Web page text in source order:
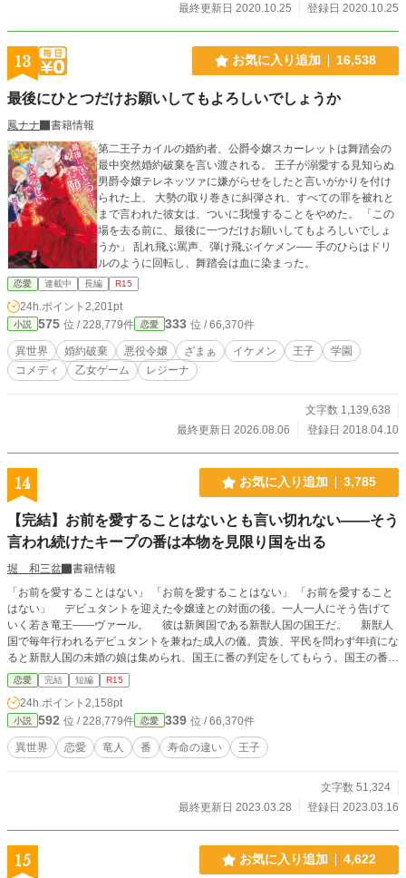
最終更新日 2020.10.25
登録日 2020.10.25
13 お気に入り追加 16,538
最後にひとつだけお願いしてもよろしいでしょうか
鳳ナナ
書籍情報
第二王子カイルの婚約者、公爵令嬢スカーレットは舞踏会の
最中突然婚約破棄を言い渡される。 王子が溺愛する見知らぬ
男爵令嬢テレネッツァに嫌がらせをしたと言いがかりを付け
られた上、 大勢の取り巻きに糾弾され、すべての罪を被れと
まで言われた彼女は、ついに我慢することをやめた。 「この
場を去る前に、最後に一つだけお願いしてもよろしいでしょ
うか」 乱れ飛ぶ罵声、弾け飛ぶイケメン── 手のひらはドリ
ルのように回転し、舞踏会は血に染まった。
恋愛 連載中 長編 R15
24h.ポイント 2,201pt
小説 575 位 / 228,779件 恋愛 333 位 / 66,370件
異世界 婚約破棄 悪役令嬢 ざまぁ イケメン 王子
学園
コメディ
乙女ゲーム レジーナ
文字数 1,139,638
最終更新日 2026.08.06
登録日 2018.04.10
14 お気に入り追加 3,785
【完結】お前を愛することはないとも言い切れない――そう
言われ続けたキープの番は本物を見限り国を出る
堀 和三盆
書籍情報
「お前を愛することはない」 「お前を愛することはない」 「お前を愛すること
はない」 デビュタントを迎えた令嬢達との対面の後。一人一人にそう告げて
いく若き竜王――ヴァール。 彼は新興国である新獣人国の国王だ。 新獣人
国で毎年行われるデビュタントを兼ねた成人の儀。貴族、平民を問わず年頃にな
ると新獣人国の未婚の娘は集められ、国王に番の判定をしてもらう。国王の番で
はないというお墨付きを貰えて、ようやく新獣人国の娘たちは成人と認められ、
結婚をすることができるのだ。 過去、国の為に人間との政略結婚を強いられ
てきた王族は番感知能力が弱いため、この制度が取り入れられた。 しかし、
他種族国家である新獣人国。５００年を生きると言われる竜人の国王を始めとし
て、種族によって寿命も違うし体の成長には個人差がある。成長が遅く、判別が
つかない者は特例として翌年の判別に再び回される。それが、キープの者達だ。
がいた。 先祖返りの竜人であるリベルタ・アシュランス伯爵令嬢。 新獣人
国の成人年齢は１６歳。既に２５歳を過ぎているのに、リベルタはいわゆるキー
恋愛 完結 短編 R15
24h.ポイント 2,158pt
小説 592 位 / 228,779件 恋愛 339 位 / 66,370件
異世界 恋愛 竜人 番 寿命の違い 王子
文字数 51,324
最終更新日 2023.03.28
登録日 2023.03.16
15 お気に入り追加 4,622